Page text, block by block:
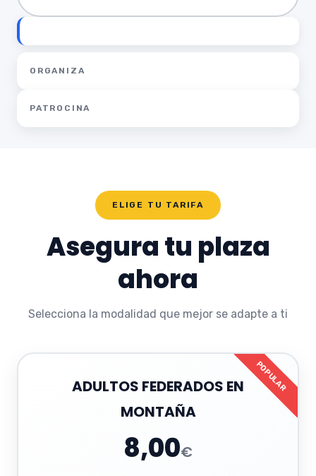
ORGANIZA
PATROCINA
ELIGE TU TARIFA
Asegura tu plaza
ahora
Selecciona la modalidad que mejor se adapte a ti
POPULAR
ADULTOS FEDERADOS EN
MONTAÑA
8,00€